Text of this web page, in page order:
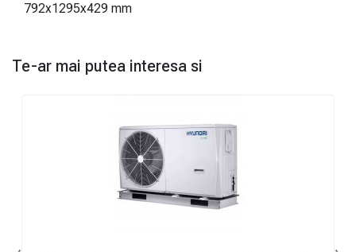
792x1295x429 mm
Te-ar mai putea interesa si